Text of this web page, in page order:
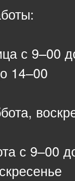
с 9–00
14–00
с 9–00